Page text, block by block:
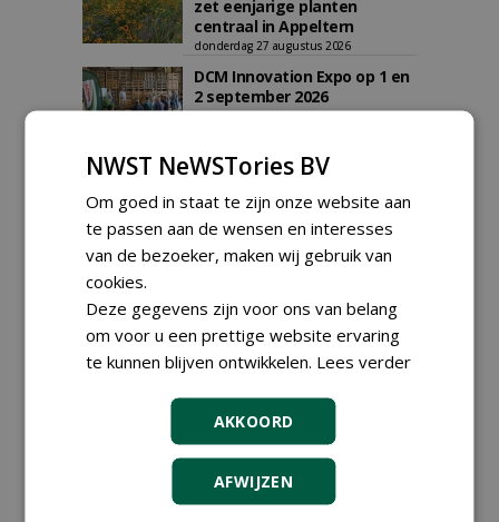
zet eenjarige planten
centraal in Appeltern
donderdag 27 augustus 2026
DCM Innovation Expo op 1 en
2 september 2026
dinsdag 1 september 2026
Data Innovatiedagen
Boomkwekerij bekend
woensdag 9 september 2026
t/m vrijdag 18 september 2026
Kennismiddag: 'Natuurlijke
stappen naar meer
Landelijke Jongerendag
Boomkwekerij op 9 oktober
2026
NWST NeWSTories BV
Om goed in staat te zijn onze website aan
te passen aan de wensen en interesses
van de bezoeker, maken wij gebruik van
cookies.
Deze gegevens zijn voor ons van belang
om voor u een prettige website ervaring
te kunnen blijven ontwikkelen. Lees verder
AKKOORD
AFWIJZEN